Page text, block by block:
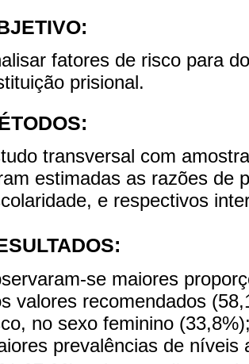
fatores de risco para
prisional.
transversal com
estimadas as razões de
e respectivos
se maiores
valores recomendados
no sexo feminino
prevalências de